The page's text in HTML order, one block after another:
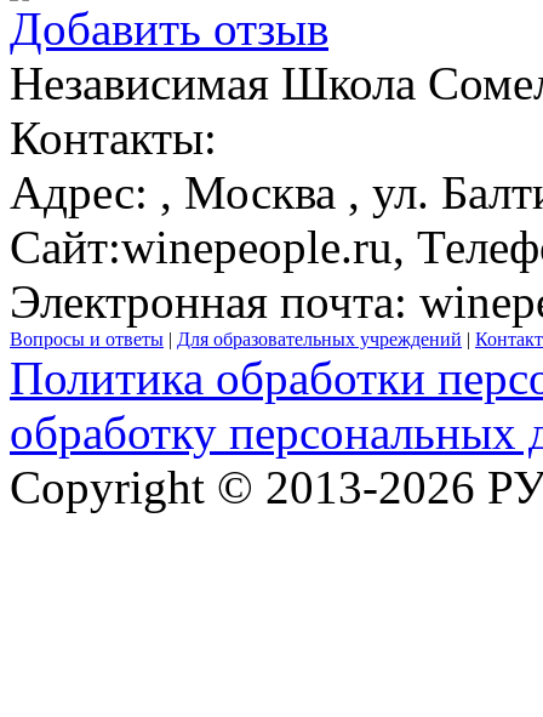
Добавить отзыв
Независимая Школа
Контакты:
Адрес: , Москва , ул.
Сайт:winepeople.ru,
Электронная почта:
Вопросы и ответы | Для образовательных учреждений |
Политика обработки
обработку персональных
Copyright © 2013-2026